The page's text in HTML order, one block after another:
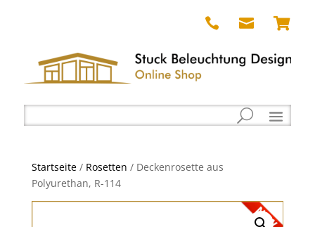
  
Startseite/ Rosetten / Deckenrosette aus
Polyurethan, R-114